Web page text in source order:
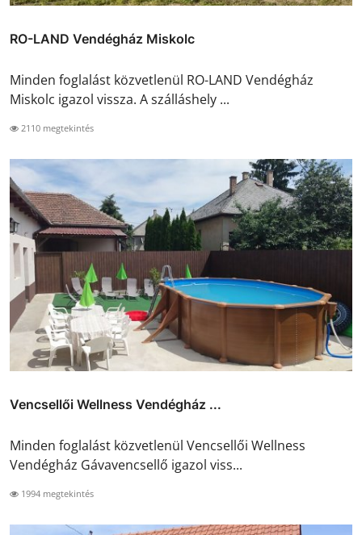
RO-LAND Vendégház Miskolc
Minden foglalást közvetlenül RO-LAND Vendégház
Miskolc igazol vissza. A szálláshely ...
2110 megtekintés
Vencsellői Wellness Vendégház ...
Minden foglalást közvetlenül Vencsellői Wellness
Vendégház Gávavencsellő igazol viss...
1994 megtekintés